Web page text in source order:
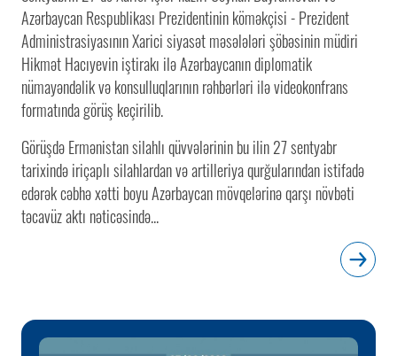
Azərbaycan Respublikası Prezidentinin köməkçisi - Prezident
Administrasiyasının Xarici siyasət məsələləri şöbəsinin müdiri
Hikmət Hacıyevin iştirakı ilə Azərbaycanın diplomatik
nümayəndəlik və konsulluqlarının rəhbərləri ilə videokonfrans
formatında görüş keçirilib.
Görüşdə Ermənistan silahlı qüvvələrinin bu ilin 27 sentyabr
tarixində iriçaplı silahlardan və artilleriya qurğularından istifadə
edərək cəbhə xətti boyu Azərbaycan mövqelərinə qarşı növbəti
təcavüz aktı nəticəsində...